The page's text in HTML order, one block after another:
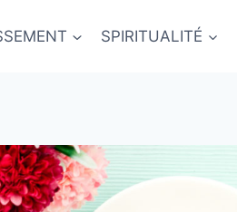
SPIRITUALITÉ